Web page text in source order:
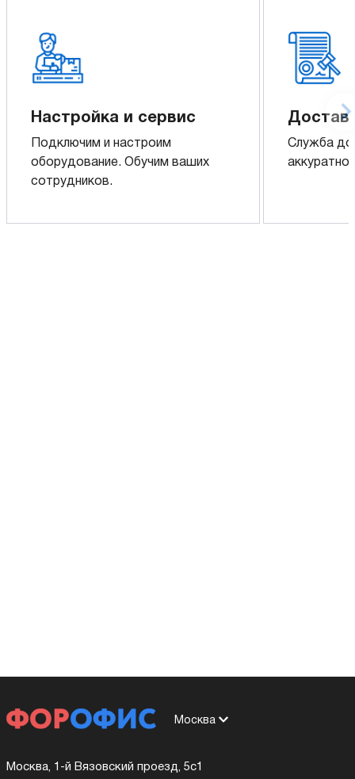
Настройка и сервис
Подключим и настроим
оборудование. Обучим ваших
сотрудников.
Служба
аккуратно
Москва
Москва, 1-й Вязовский проезд, 5с1